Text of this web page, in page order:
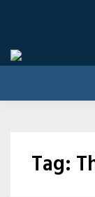
content
Tag: